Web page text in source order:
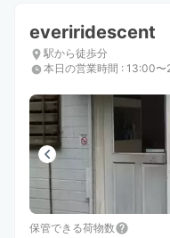
everiridescent
駅から徒歩分
本日の営業時間 : 13:00〜
保管できる荷物数